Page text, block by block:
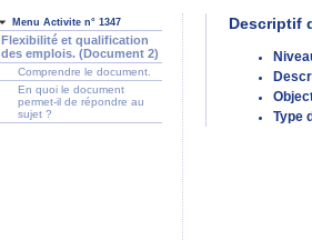
Menu Activite n° 1347
Flexibilité et qualification
des emplois. (Document 2)
Comprendre le document.
En quoi le document
permet-il de répondre au
sujet ?
Descriptif
Type